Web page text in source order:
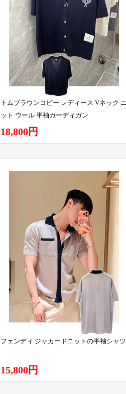
トムブラウンコピー レディース Vネック ニ
ット ウール 半袖カーディガン
18,800円
フェンディ ジャカードニットの半袖シャツ
15,800円